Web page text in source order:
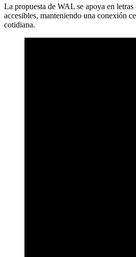
La propuesta de WAL se apoya en letras
accesibles, manteniendo una conexión
cotidiana.